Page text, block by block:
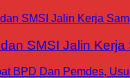
SMSI Jalin